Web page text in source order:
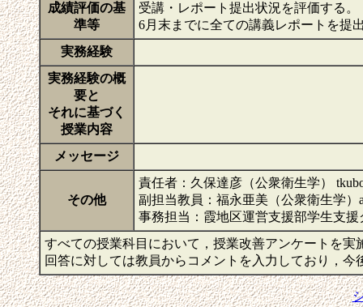
成績評価の基
準等
受講・レポート提出状況を評価する。
6月末までに全ての講義レポートを提
実務経験
実務経験の概
要と
それに基づく
授業内容
メッセージ
その他
責任者：久保達彦（公衆衛生学）
副担当教員：福永亜美（公衆衛生学）
事務担当：霞地区運営支援部学生支援
すべての授業科目において，授業改善アンケートを
回答に対しては教員からコメントを入力しており，